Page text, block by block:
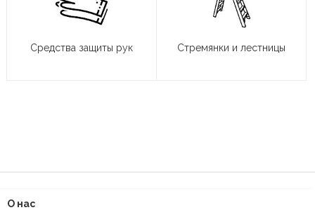
Средства защиты рук Стремянки и лестницы
О нас